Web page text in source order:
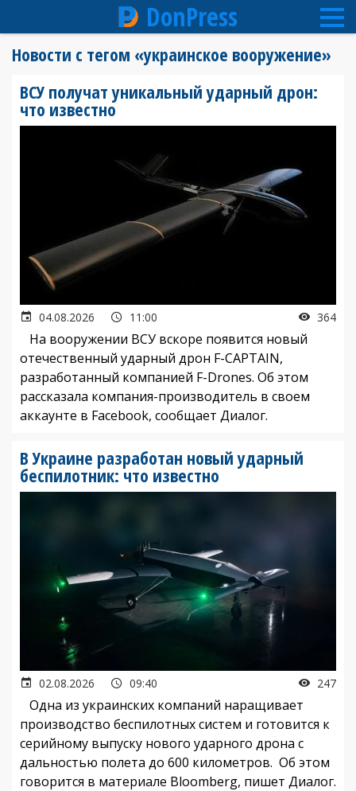
содержанию
DonPress
Новости с тегом «украинское вооружение»
ВСУ получат уникальный ударный дрон:
что известно
04.08.2026 11:00 364
На вооружении ВСУ вскоре появится новый
отечественный ударный дрон F-CAPTAIN,
разработанный компанией F-Drones. Об этом
рассказала компания-производитель в своем
аккаунте в Facebook, сообщает Диалог.
В Украине разработан новый ударный
беспилотник: что известно
02.08.2026 09:40 247
Одна из украинских компаний наращивает
производство беспилотных систем и готовится к
серийному выпуску нового ударного дрона с
дальностью полета до 600 километров. Об этом
говорится в материале Bloomberg, пишет Диалог.